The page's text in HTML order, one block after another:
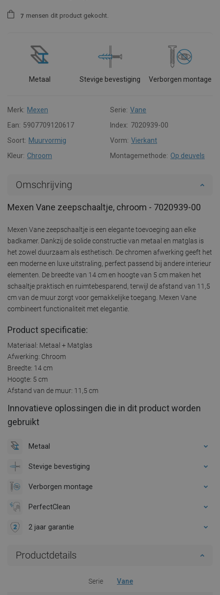
7 mensen dit product gekocht.
Metaal Stevige bevestiging Verborgen montage
Merk: Mexen Serie: Vane
Ean: 5907709120617 Index: 7020939-00
Soort: Muurvormig Vorm: Vierkant
Kleur: Chroom Montagemethode: Op deuvels
Omschrijving
Mexen Vane zeepschaaltje, chroom - 7020939-00
Mexen Vane zeepschaaltje is een elegante toevoeging aan elke
badkamer. Dankzij de solide constructie van metaal en matglas is
het zowel duurzaam als esthetisch. De chromen afwerking geeft het
een moderne en luxe uitstraling, perfect passend bij andere interieur
elementen. De breedte van 14 cm en hoogte van 5 cm maken het
schaaltje praktisch en ruimtebesparend, terwijl de afstand van 11,5
cm van de muur zorgt voor gemakkelijke toegang. Mexen Vane
combineert functionaliteit met elegantie.
Product specificatie:
Materiaal: Metaal + Matglas
Afwerking: Chroom
Breedte: 14 cm
Hoogte: 5 cm
Afstand van de muur: 11,5 cm
Innovatieve oplossingen die in dit product worden
gebruikt
Metaal
Stevige bevestiging
Verborgen montage
PerfectClean
2 jaar garantie
Productdetails
Serie Vane